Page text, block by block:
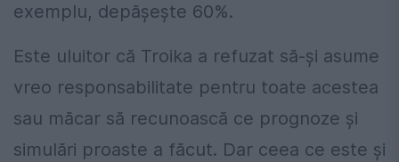
exemplu, depășește 60%.
Este uluitor că Troika a refuzat să-și asume
vreo responsabilitate pentru toate acestea
sau măcar să recunoască ce prognoze și
simulări proaste a făcut. Dar ceea ce este și